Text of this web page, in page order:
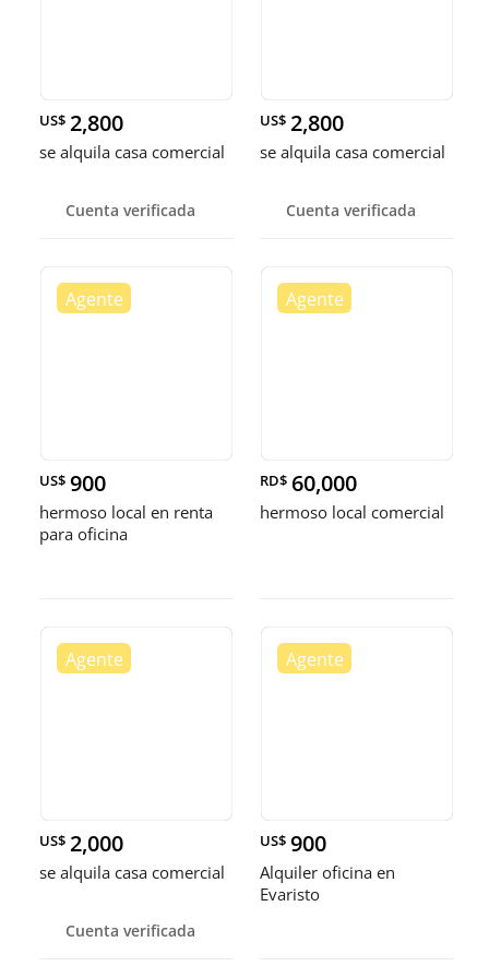
US$ 2,800
se alquila casa comercial
Cuenta verificada
US$ 2,800
se alquila casa comercial
Cuenta verificada
US$ 900
hermoso local en renta
para oficina
RD$ 60,000
hermoso local comercial
US$ 2,000
se alquila casa comercial
Cuenta verificada
US$ 900
Alquiler oficina en
Evaristo